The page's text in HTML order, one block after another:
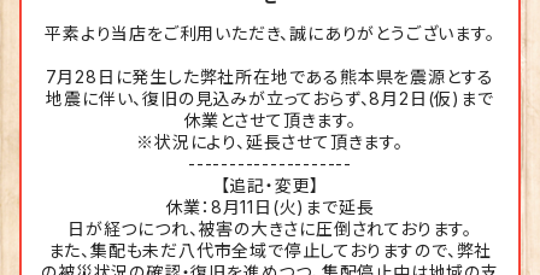
平素より当店をご利用いただき、誠にありがとうございます。
7月28日に発生した弊社所在地である熊本県を震源とする
地震に伴い、復旧の見込みが立っておらず、8月2日(仮)まで
休業とさせて頂きます。
※状況により、延長させて頂きます。
--------------------
【追記・変更】
休業：8月11日(火)まで延長
日が経つにつれ、被害の大きさに圧倒されております。
また、集配も未だ八代市全域で停止しておりますので、弊社